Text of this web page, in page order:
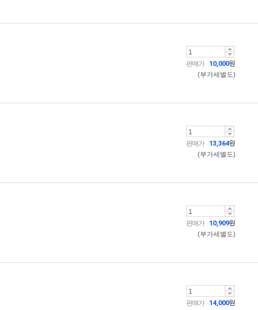
판매가 10,000원
(부가세별도)
판매가 13,364원
(부가세별도)
판매가 10,909원
(부가세별도)
판매가 14,000원